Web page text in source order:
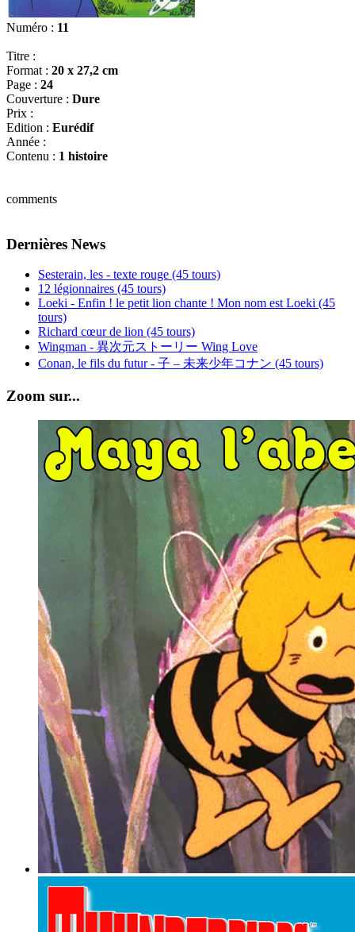
Numéro : 11
Titre :
Format : 20 x 27,2 cm
Page : 24
Couverture : Dure
Prix :
Edition : Eurédif
Année :
Contenu : 1 histoire
comments
Dernières News
Sesterain, les - texte rouge (45 tours)
12 légionnaires (45 tours)
Loeki - Enfin ! le petit lion chante ! Mon nom est Loeki (45
tours)
Richard cœur de lion (45 tours)
Wingman - 異次元ストーリー Wing Love
Conan, le fils du futur - 子 – 未来少年コナン (45 tours)
Zoom sur...